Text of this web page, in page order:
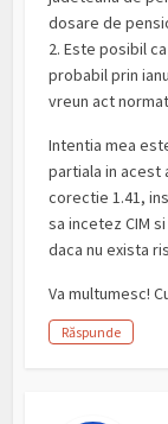
dosare de
2. Este posibil
probabil prin
vreun act
Intentia mea
partiala in acest
corectie 1.41,
sa incetez CIM
daca nu exista
Va multumesc!
Răspunde